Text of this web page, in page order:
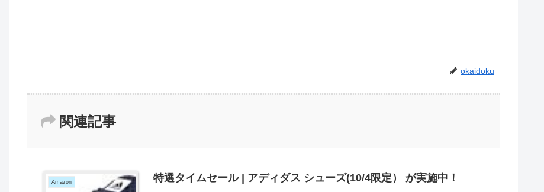
okaidoku
関連記事
Amazon 特選タイムセール | アディダス シューズ(10/4限定） が実施中！